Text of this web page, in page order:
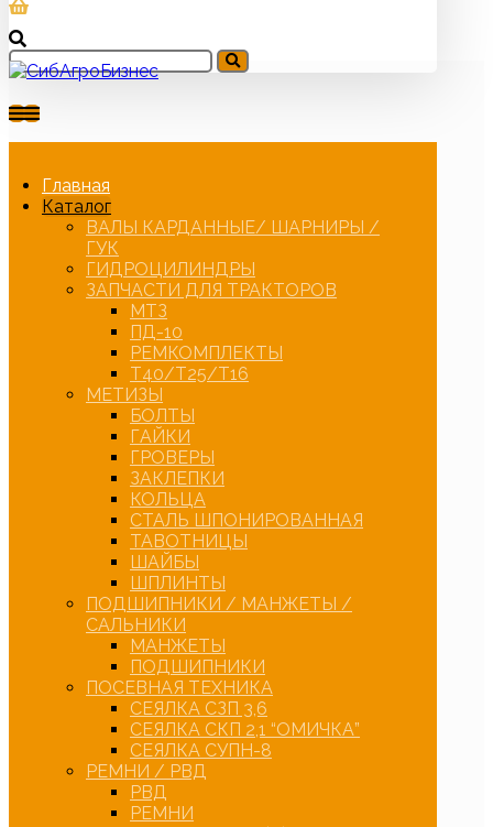
Главная
Каталог
ВАЛЫ КАРДАННЫЕ/ ШАРНИРЫ /
ГУК
ГИДРОЦИЛИНДРЫ
ЗАПЧАСТИ ДЛЯ ТРАКТОРОВ
МТЗ
ПД-10
РЕМКОМПЛЕКТЫ
Т40/Т25/Т16
МЕТИЗЫ
БОЛТЫ
ГАЙКИ
ГРОВЕРЫ
ЗАКЛЕПКИ
КОЛЬЦА
СТАЛЬ ШПОНИРОВАННАЯ
ТАВОТНИЦЫ
ШАЙБЫ
ШПЛИНТЫ
ПОДШИПНИКИ / МАНЖЕТЫ /
САЛЬНИКИ
МАНЖЕТЫ
ПОДШИПНИКИ
ПОСЕВНАЯ ТЕХНИКА
СЕЯЛКА СЗП 3,6
СЕЯЛКА СКП 2,1 “ОМИЧКА”
СЕЯЛКА СУПН-8
РЕМНИ / РВД
РВД
РЕМНИ